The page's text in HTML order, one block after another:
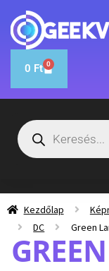
0 Ft 0
Kezdőlap
DC
Green